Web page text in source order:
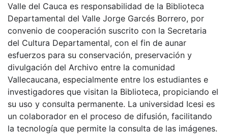
Valle del Cauca es responsabilidad de la Biblioteca
Departamental del Valle Jorge Garcés Borrero, por
convenio de cooperación suscrito con la Secretaria
del Cultura Departamental, con el fin de aunar
esfuerzos para su conservación, preservación y
divulgación del Archivo entre la comunidad
Vallecaucana, especialmente entre los estudiantes e
investigadores que visitan la Biblioteca, propiciando el
su uso y consulta permanente. La universidad Icesi es
un colaborador en el proceso de difusión, facilitando
la tecnología que permite la consulta de las imágenes.